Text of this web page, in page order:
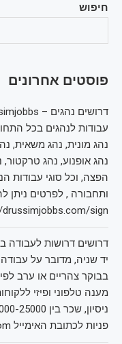
חיפוש
פוסטים אחרונים
עבודות לנהגים בכל
נהג מונית, נהג משאית,
נהג אופנוע, נהג טרקטור,
הפצה, וכל סוגי עבודות
ותחבורה , לפרטים ניתן
sign/
יד שניה, מדובר על
בבוקר צהריים או ערב
פניות לכתובת האימייל allwhatyouneed2024@gmail.com